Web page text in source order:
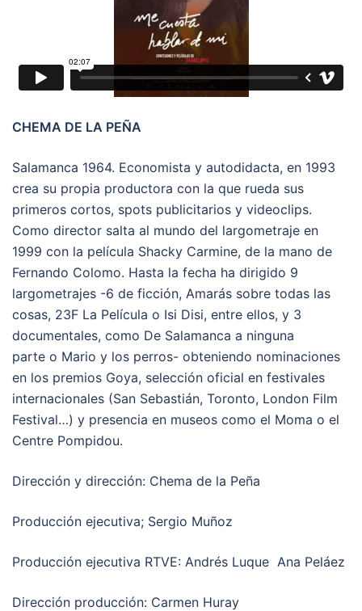
CHEMA DE LA PEÑA
Salamanca 1964. Economista y autodidacta, en 1993
crea su propia productora con la que rueda sus
primeros cortos, spots publicitarios y videoclips.
Como director salta al mundo del largometraje en
1999 con la película Shacky Carmine, de la mano de
Fernando Colomo. Hasta la fecha ha dirigido 9
largometrajes -6 de ficción, Amarás sobre todas las
cosas, 23F La Película o Isi Disi, entre ellos, y 3
documentales, como De Salamanca a ninguna
parte o Mario y los perros- obteniendo nominaciones
en los premios Goya, selección oficial en festivales
internacionales (San Sebastián, Toronto, London Film
Festival…) y presencia en museos como el Moma o el
Centre Pompidou.
Dirección y dirección: Chema de la Peña
Producción ejecutiva; Sergio Muñoz
Producción ejecutiva RTVE: Andrés Luque Ana Peláez
Dirección producción: Carmen Huray